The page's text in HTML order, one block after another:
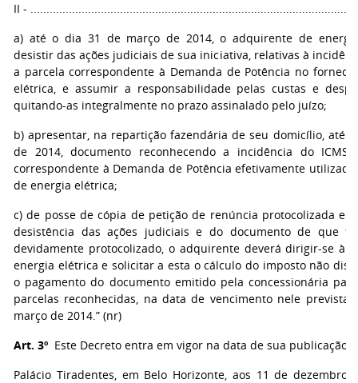
II -
a) até o dia 31 de março de 2014, o adquirente de
desistir das ações judiciais de sua iniciativa, relativas à
a parcela correspondente à Demanda de Potência no
elétrica, e assumir a responsabilidade pelas custas e
quitando-as integralmente no prazo assinalado pelo juízo;
b) apresentar, na repartição fazendária de seu domicílio, até
de 2014, documento reconhecendo a incidência do ICMS
correspondente à Demanda de Potência efetivamente
de energia elétrica;
c) de posse de cópia de petição de renúncia protocolizada
desistência das ações judiciais e do documento de que
devidamente protocolizado, o adquirente deverá dirigir-se à
energia elétrica e solicitar a esta o cálculo do imposto não
o pagamento do documento emitido pela concessionária
parcelas reconhecidas, na data de vencimento nele
março de 2014.” (nr)
Art. 3º Este Decreto entra em vigor na data de sua publicação.
Palácio Tiradentes, em Belo Horizonte, aos 11 de dezembro